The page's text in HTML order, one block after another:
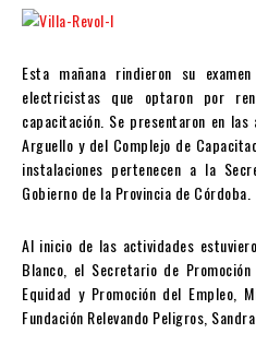
Esta mañana rindieron su
electricistas que optaron por
capacitación. Se presentaron en
Arguello y del Complejo de
instalaciones pertenecen a la
Gobierno de la Provincia de Córdoba.
Al inicio de las actividades
Blanco, el Secretario de
Equidad y Promoción del Empleo,
Fundación Relevando Peligros,